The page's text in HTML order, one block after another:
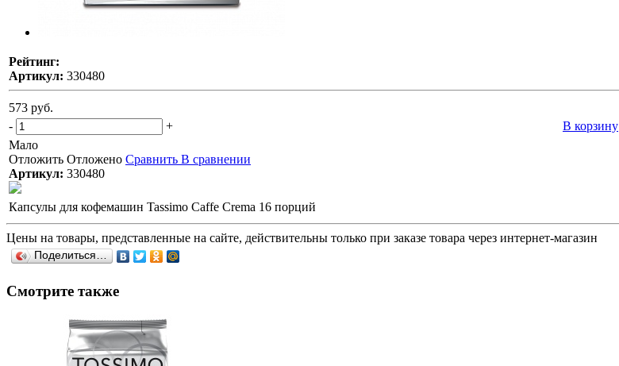
Рейтинг:
Артикул: 330480
573 руб.
-
+ В корзину
Мало
Отложить Отложено Сравнить В сравнении
Артикул: 330480
Капсулы для кофемашин Tassimo Caffe Crema 16 порций
Цены на товары, представленные на сайте, действительны только при заказе товара через интернет-магазин
Поделиться…
Смотрите также